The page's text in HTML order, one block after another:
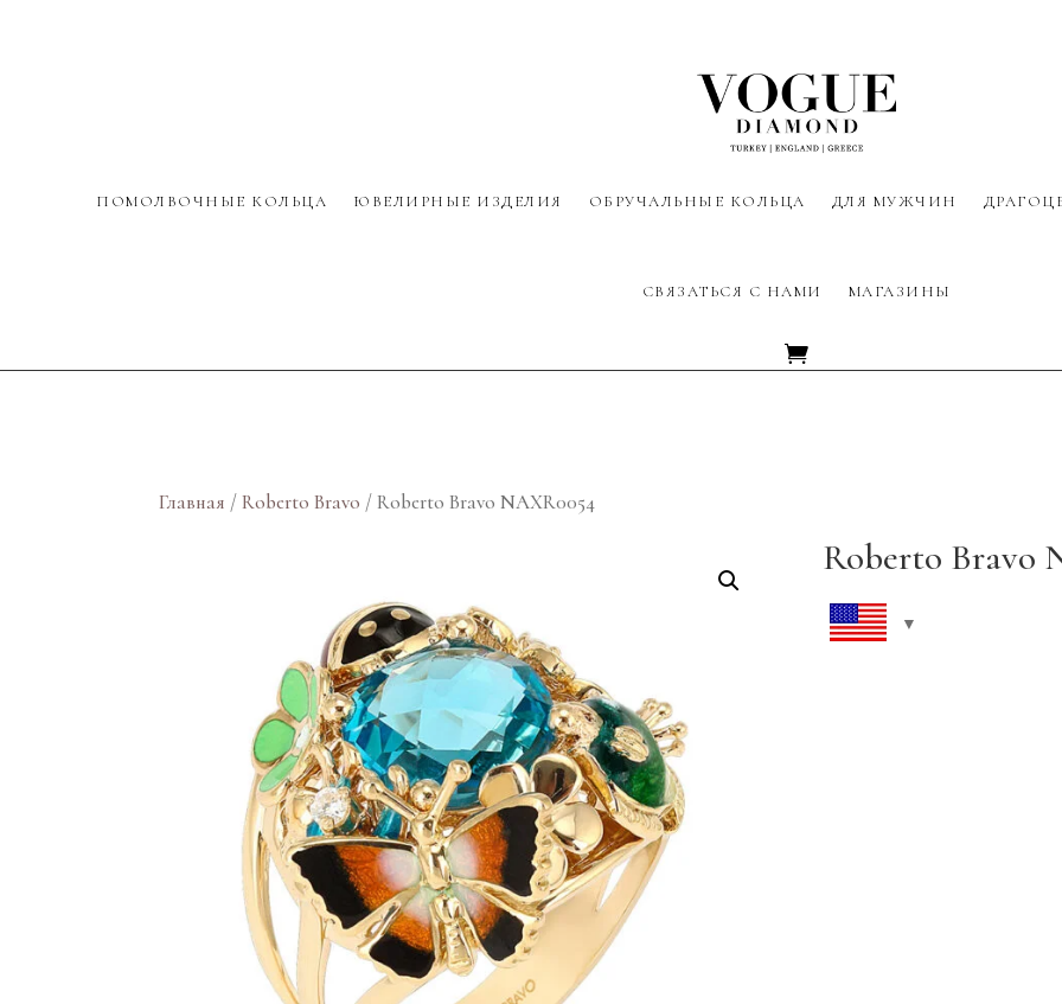
ПОМОЛВОЧНЫЕ КОЛЬЦА ЮВЕЛИРНЫЕ ИЗДЕЛИЯ ОБРУЧАЛЬНЫЕ КОЛЬЦА ДЛЯ МУЖЧИН
СВЯЗАТЬСЯ С НАМИ МАГАЗИНЫ
Главная /Roberto Bravo / Roberto Bravo NAXR0054
Roberto Bravo